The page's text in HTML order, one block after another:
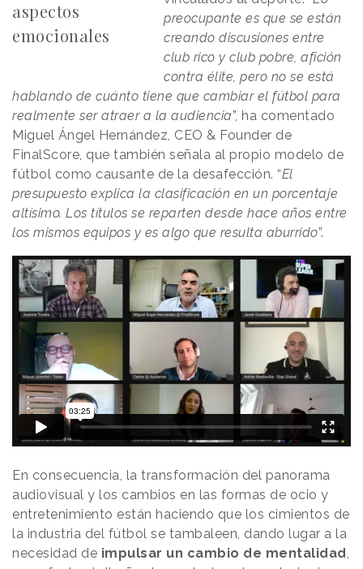
aspectos
emocionales
preocupante es que se están
creando discusiones entre
club rico y club pobre, afición
contra élite, pero no se está
hablando de cuánto tiene que cambiar el fútbol para
realmente ser atraer a la audiencia”, ha comentado
Miguel Ángel Hernández, CEO & Founder de
FinalScore, que también señala al propio modelo de
fútbol como causante de la desafección. “El
presupuesto explica la clasificación en un porcentaje
altísimo. Los títulos se reparten desde hace años entre
los mismos equipos y es algo que resulta aburrido”.
En consecuencia, la transformación del panorama
audiovisual y los cambios en las formas de ocio y
entretenimiento están haciendo que los cimientos de
la industria del fútbol se tambaleen, dando lugar a la
necesidad de impulsar un cambio de mentalidad